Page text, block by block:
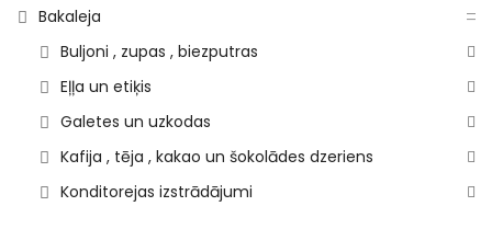
Bakaleja
Buljoni , zupas , biezputras
Eļļa un etiķis
Galetes un uzkodas
Kafija , tēja , kakao un šokolādes dzeriens
Konditorejas izstrādājumi